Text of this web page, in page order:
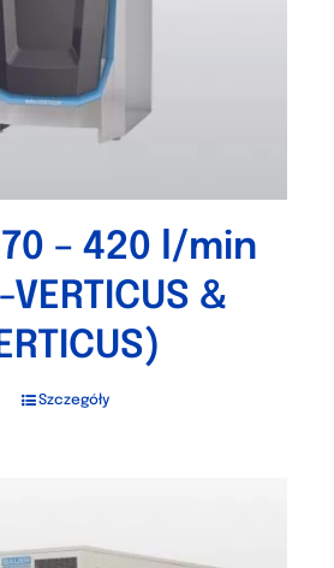
70 – 420 l/min
&
Szczegóły